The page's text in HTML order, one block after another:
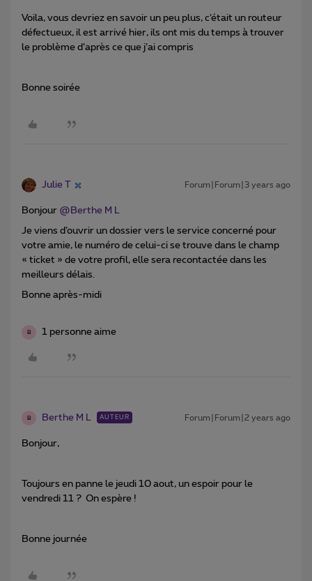
Voila, vous devriez en savoir un peu plus, c’était un routeur
défectueux, il est arrivé hier, ils ont mis du temps à trouver
le problème d’après ce que j’ai compris
Bonne soirée
Julie T Forum|Forum|3 years ago
Bonjour @Berthe M L
Je viens d’ouvrir un dossier vers le service concerné pour
votre amie, le numéro de celui-ci se trouve dans le champ
« ticket » de votre profil, elle sera recontactée dans les
meilleurs délais.
Bonne après-midi
B 1 personne aime
B Berthe M L AUTEUR Forum|Forum|2 years ago
Bonjour,
Toujours en panne le jeudi 10 aout, un espoir pour le
vendredi 11 ? On espère !
Bonne journée